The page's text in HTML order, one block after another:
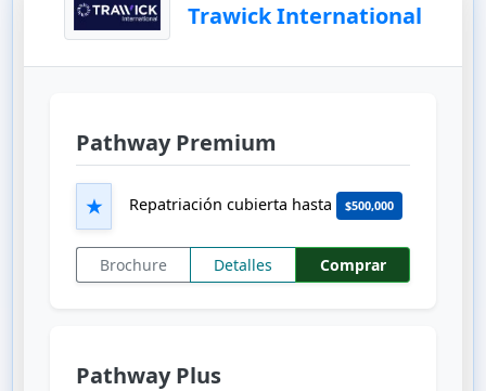
Trawick International
Pathway Premium
★ Repatriación cubierta hasta $500,000
Brochure Detalles Comprar
Pathway Plus